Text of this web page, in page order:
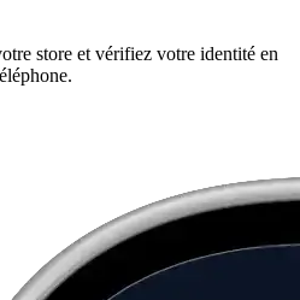
store et vérifiez votre identité en